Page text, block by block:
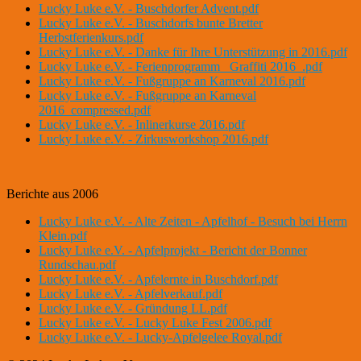
Lucky Luke e.V. - Buschdorfer Advent.pdf
Lucky Luke e.V. - Buschdorfs bunte Bretter
Herbstferienkurs.pdf
Lucky Luke e.V. - Danke für Ihre Unterstützung in 2016.pdf
Lucky Luke e.V. - Ferienprogramm _Graffiti 2016_.pdf
Lucky Luke e.V. - Fußgruppe an Karneval 2016.pdf
Lucky Luke e.V. - Fußgruppe an Karneval
2016_compressed.pdf
Lucky Luke e.V. - Inlinerkurse 2016.pdf
Lucky Luke e.V. - Zirkusworkshop 2016.pdf
Berichte aus 2006
Lucky Luke e.V. - Alte Zeiten - Apfelhof - Besuch bei Herrn
Klein.pdf
Lucky Luke e.V. - Apfelprojekt - Bericht der Bonner
Rundschau.pdf
Lucky Luke e.V. - Apfelernte in Buschdorf.pdf
Lucky Luke e.V. - Apfelverkauf.pdf
Lucky Luke e.V. - Gründung LL.pdf
Lucky Luke e.V. - Lucky Luke Fest 2006.pdf
Lucky Luke e.V. - Lucky-Apfelgelee Royal.pdf